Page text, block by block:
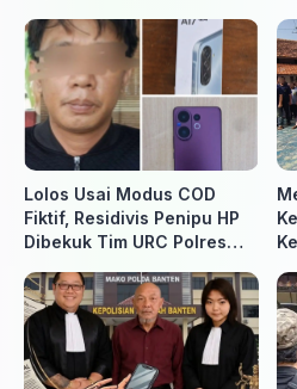
Timur
Lolos Usai Modus COD
Fiktif, Residivis Penipu HP
Dibekuk Tim URC Polres